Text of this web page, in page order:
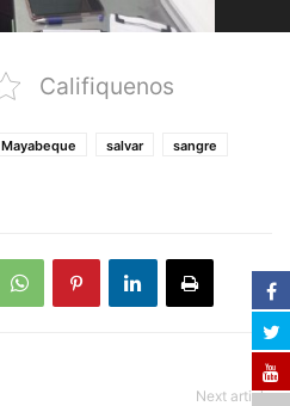
Califiquenos
Mayabeque salvar
sangre
Next article